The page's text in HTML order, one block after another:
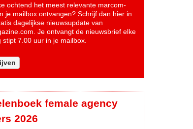
ochtend het meest relevante marcom-
je mailbox ontvangen? Schrijf dan hier in
dagelijkse nieuwsupdate van
Je ontvangt de nieuwsbrief elke
stipt 7.00 uur in je mailbox.
female agency
2026